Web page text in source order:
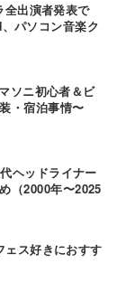
全出演者発表で
パソコン音楽ク
ソニ初心者＆ビ
・宿泊事情〜
ヘッドライナー
（2000年〜2025
ス好きにおすす